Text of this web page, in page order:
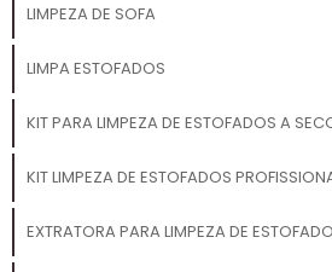
LIMPEZA DE SOFA
LIMPA ESTOFADOS
KIT PARA LIMPEZA DE ESTOFADOS A
KIT LIMPEZA DE ESTOFADOS
EXTRATORA PARA LIMPEZA DE